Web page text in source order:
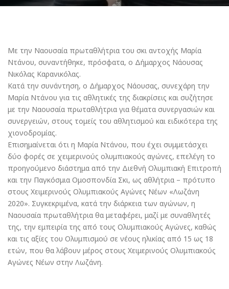
Με την Ναουσαία πρωταθλήτρια του σκι αντοχής Μαρία
Ντάνου, συναντήθηκε, πρόσφατα, ο Δήμαρχος Νάουσας
Νικόλας Καρανικόλας.
Κατά την συνάντηση, ο Δήμαρχος Νάουσας, συνεχάρη την
Μαρία Ντάνου για τις αθλητικές της διακρίσεις και συζήτησε
με την Ναουσαία πρωταθλήτρια για θέματα συνεργασιών και
συνεργειών, στους τομείς του αθλητισμού και ειδικότερα της
χιονοδρομίας.
Επισημαίνεται ότι η Μαρία Ντάνου, που έχει συμμετάσχει
δύο φορές σε χειμερινούς ολυμπιακούς αγώνες, επελέγη το
προηγούμενο διάστημα από την Διεθνή Ολυμπιακή Επιτροπή
και την Παγκόσμια Ομοσπονδία Σκι, ως αθλήτρια – πρότυπο
στους Χειμερινούς Ολυμπιακούς Αγώνες Νέων «Λωζάνη
2020». Συγκεκριμένα, κατά την διάρκεια των αγώνων, η
Ναουσαία πρωταθλήτρια θα μεταφέρει, μαζί με συναθλητές
της, την εμπειρία της από τους Ολυμπιακούς Αγώνες, καθώς
και τις αξίες του Ολυμπισμού σε νέους ηλικίας από 15 ως 18
ετών, που θα λάβουν μέρος στους Χειμερινούς Ολυμπιακούς
Αγώνες Νέων στην Λωζάνη.